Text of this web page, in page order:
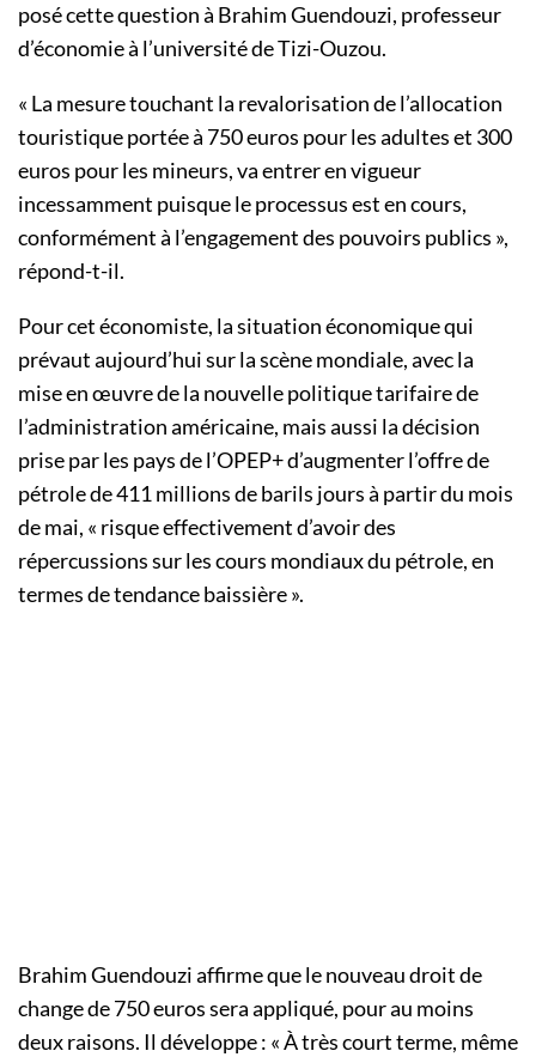
posé cette question à Brahim Guendouzi, professeur
d’économie à l’université de Tizi-Ouzou.
« La mesure touchant la revalorisation de l’allocation
touristique portée à 750 euros pour les adultes et 300
euros pour les mineurs, va entrer en vigueur
incessamment puisque le processus est en cours,
conformément à l’engagement des pouvoirs publics »,
répond-t-il.
Pour cet économiste, la situation économique qui
prévaut aujourd’hui sur la scène mondiale, avec la
mise en œuvre de la nouvelle politique tarifaire de
l’administration américaine, mais aussi la décision
prise par les pays de l’OPEP+ d’augmenter l’offre de
pétrole de 411 millions de barils jours à partir du mois
de mai, « risque effectivement d’avoir des
répercussions sur les cours mondiaux du pétrole, en
termes de tendance baissière ».
Brahim Guendouzi affirme que le nouveau droit de
change de 750 euros sera appliqué, pour au moins
deux raisons. Il développe : « À très court terme, même